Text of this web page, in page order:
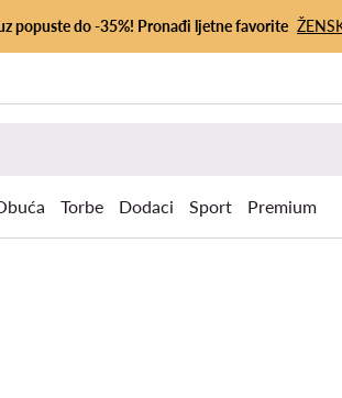
popuste do -35%! Pronađi ljetne favorite
Torbe Dodaci Sport Premium